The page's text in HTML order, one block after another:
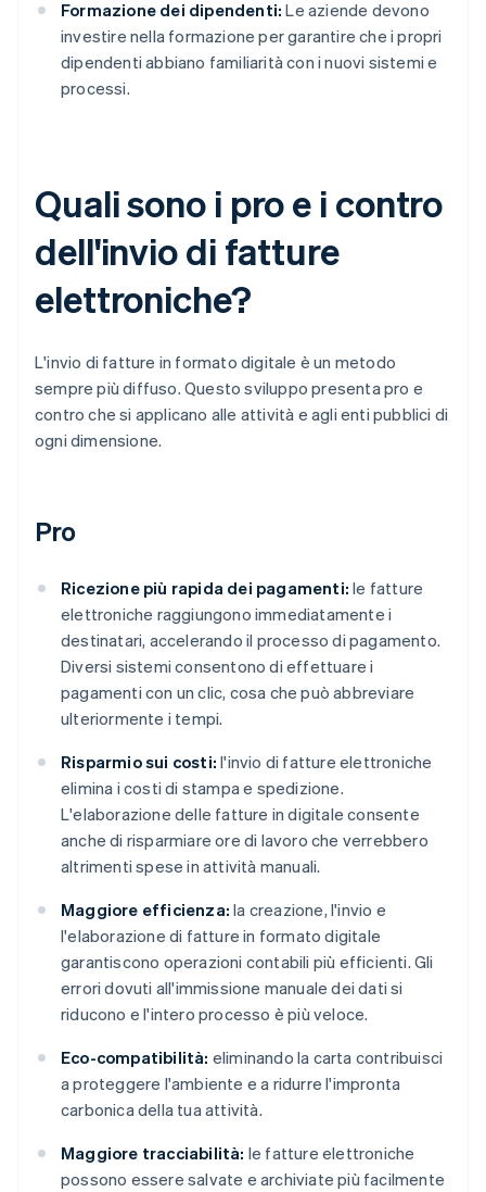
Formazione dei dipendenti: Le aziende devono
investire nella formazione per garantire che i propri
dipendenti abbiano familiarità con i nuovi sistemi e
processi.
Quali sono i pro e i contro
dell'invio di fatture
elettroniche?
L'invio di fatture in formato digitale è un metodo
sempre più diffuso. Questo sviluppo presenta pro e
contro che si applicano alle attività e agli enti pubblici di
ogni dimensione.
Pro
Ricezione più rapida dei pagamenti: le fatture
elettroniche raggiungono immediatamente i
destinatari, accelerando il processo di pagamento.
Diversi sistemi consentono di effettuare i
pagamenti con un clic, cosa che può abbreviare
ulteriormente i tempi.
Risparmio sui costi: l'invio di fatture elettroniche
elimina i costi di stampa e spedizione.
L'elaborazione delle fatture in digitale consente
anche di risparmiare ore di lavoro che verrebbero
altrimenti spese in attività manuali.
Maggiore efficienza: la creazione, l'invio e
l'elaborazione di fatture in formato digitale
garantiscono operazioni contabili più efficienti. Gli
errori dovuti all'immissione manuale dei dati si
riducono e l'intero processo è più veloce.
Eco-compatibilità: eliminando la carta contribuisci
a proteggere l'ambiente e a ridurre l'impronta
carbonica della tua attività.
Maggiore tracciabilità: le fatture elettroniche
possono essere salvate e archiviate più facilmente